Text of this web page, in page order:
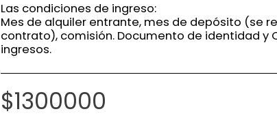
Las condiciones de ingreso:
Mes de alquiler entrante, mes de depósito (se
contrato), comisión. Documento de identidad y
ingresos.
$1300000